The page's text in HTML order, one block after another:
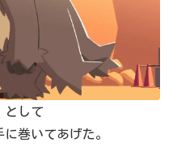
して
巻いてあげた。